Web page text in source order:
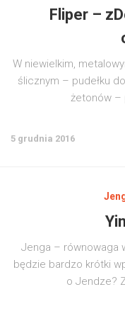
Fliper –
W niewielkim,
ślicznym – pudełku
żetonów –
5 grudnia 2016
Jenga – równowaga
będzie bardzo krótki
o Jendze?